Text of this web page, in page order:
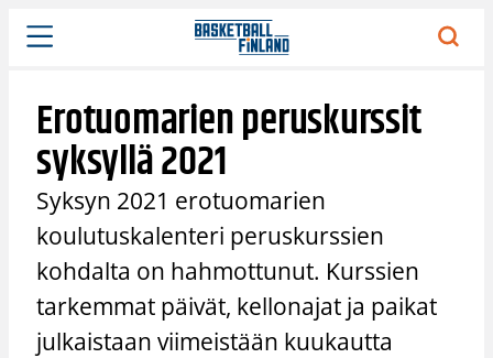
Siirry
sisältöön
Erotuomarien peruskurssit
syksyllä 2021
Syksyn 2021 erotuomarien
koulutuskalenteri peruskurssien
kohdalta on hahmottunut. Kurssien
tarkemmat päivät, kellonajat ja paikat
julkaistaan viimeistään kuukautta